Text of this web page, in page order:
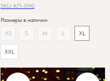
SKU: КП-090
Размеры в наличии
XS
S M L XL
XXL